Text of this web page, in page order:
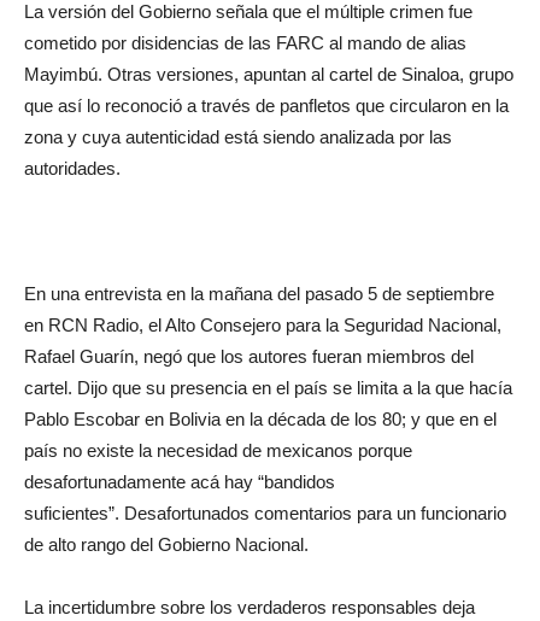
La versión del Gobierno señala que el múltiple crimen fue
cometido por disidencias de las FARC al mando de alias
Mayimbú. Otras versiones, apuntan al cartel de Sinaloa, grupo
que así lo reconoció a través de panfletos que circularon en la
zona y cuya autenticidad está siendo analizada por las
autoridades.
En una entrevista en la mañana del pasado 5 de septiembre
en RCN Radio, el Alto Consejero para la Seguridad Nacional,
Rafael Guarín, negó que los autores fueran miembros del
cartel. Dijo que su presencia en el país se limita a la que hacía
Pablo Escobar en Bolivia en la década de los 80; y que en el
país no existe la necesidad de mexicanos porque
desafortunadamente acá hay “bandidos
suficientes”. Desafortunados comentarios para un funcionario
de alto rango del Gobierno Nacional.
La incertidumbre sobre los verdaderos responsables deja